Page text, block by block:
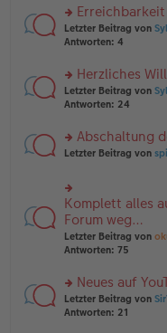
el
es
e
er
B
ei
tr
g
rs
te
n
g
el
e
n
ei
tr
a
g
Erreichbarkeit
Letzter Beitrag von
Antworten: 4
rs
te
n
g
es
e
n
er
B
ei
a
g
Herzliches
Letzter Beitrag von
Antworten: 24
rs
u
n
g
el
es
er
B
ei
Abschaltung
Letzter Beitrag von
rs
te
r
u
n
el
es
e
Komplett alles
Forum weg…
Letzter Beitrag von
Antworten: 75
rs
te
Neues auf
Letzter Beitrag von
Antworten: 21